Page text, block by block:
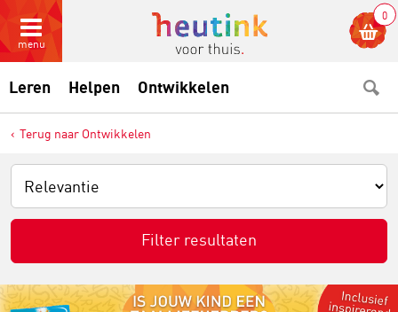
menu
0
Leren Helpen Ontwikkelen
Terug naar Ontwikkelen
Filter resultaten